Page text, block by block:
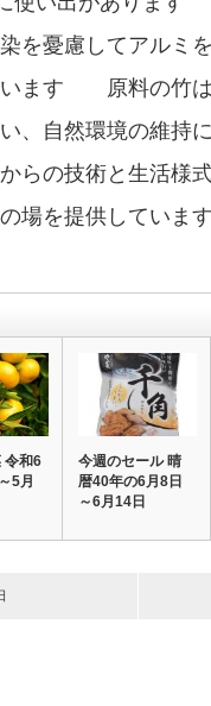
を憂慮してアルミ
います 原料の竹
、自然環境の維持
の技術と生活様
場を提供しています
令和6
5月
今週のセール 晴
暦40年の6月8日
～6月14日